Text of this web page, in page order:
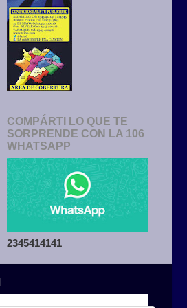
COMPÁRTI LO QUE TE
SORPRENDE CON LA 106
WHATSAPP
2345414141